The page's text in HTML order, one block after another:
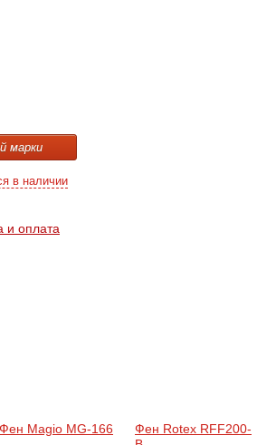
марки
в наличии
и оплата
Фен Magio MG-166
Фен Rotex RFF200-